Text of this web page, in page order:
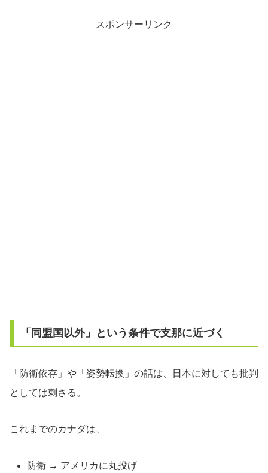
スポンサーリンク
「同盟国以外」という条件で支那に近づく
「防衛依存」や「姿勢転換」の話は、日本に対しても批判
としては刺さる。
これまでのカナダは、
防衛 → アメリカに丸投げ